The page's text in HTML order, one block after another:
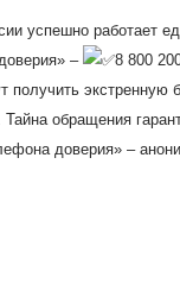
успешно работает
–
8 800
получить
Тайна обращения
доверия» –